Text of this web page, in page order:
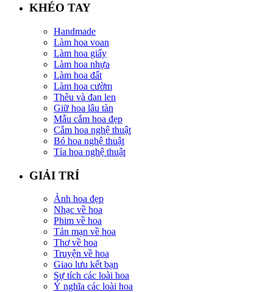
KHÉO TAY
Handmade
Làm hoa voan
Làm hoa giấy
Làm hoa nhựa
Làm hoa đất
Làm hoa cườm
Thêu và đan len
Giữ hoa lâu tàn
Mẫu cắm hoa đẹp
Cắm hoa nghệ thuật
Bó hoa nghệ thuật
Tỉa hoa nghệ thuật
GIẢI TRÍ
Ảnh hoa đẹp
Nhạc về hoa
Phim về hoa
Tản mạn về hoa
Thơ về hoa
Truyện về hoa
Giao lưu kết bạn
Sự tích các loài hoa
Ý nghĩa các loài hoa